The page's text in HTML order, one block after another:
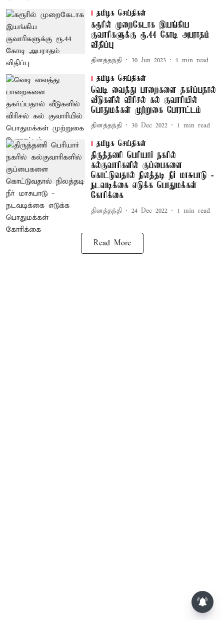
தமிழக செய்திகள்
கரூரில் முறைகேடாக இயங்கிய
குவாரிகளுக்கு ரூ.44 கோடி அபராதம்
விதிப்பு
தினத்தந்தி 30 Jun 2023 1 min read
தமிழக செய்திகள்
வெடி வைத்து பாறைகளை தகர்ப்பதால்
வீடுகளில் விரிசல் கல் குவாரியில்
பொதுமக்கள் முற்றுகை போராட்டம்
தினத்தந்தி 30 Dec 2022 1 min read
தமிழக செய்திகள்
திருத்தணி பெரியார் நகரில்
கல்குவாரிகளில் குப்பைகளை
கொட்டுவதால் நிலத்தடி நீர் மாசுபாடு -
நடவடிக்கை எடுக்க பொதுமக்கள்
கோரிக்கை
தினத்தந்தி 24 Dec 2022 1 min read
Read More